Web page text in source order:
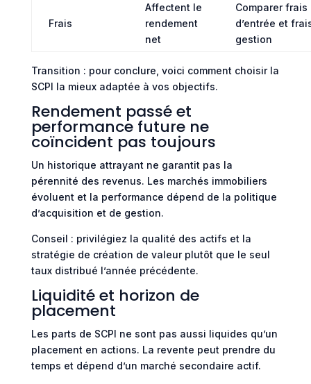
Frais
Affectent le
rendement
net
Comparer frais
d’entrée et
gestion
Transition : pour conclure, voici comment choisir la
SCPI la mieux adaptée à vos objectifs.
Rendement passé et
performance future ne
coïncident pas toujours
Un historique attrayant ne garantit pas la
pérennité des revenus. Les marchés immobiliers
évoluent et la performance dépend de la politique
d’acquisition et de gestion.
Conseil : privilégiez la qualité des actifs et la
stratégie de création de valeur plutôt que le seul
taux distribué l’année précédente.
Liquidité et horizon de
placement
Les parts de SCPI ne sont pas aussi liquides qu’un
placement en actions. La revente peut prendre du
temps et dépend d’un marché secondaire actif.